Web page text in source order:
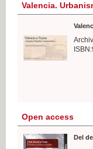
Valencia.
Open access
Del